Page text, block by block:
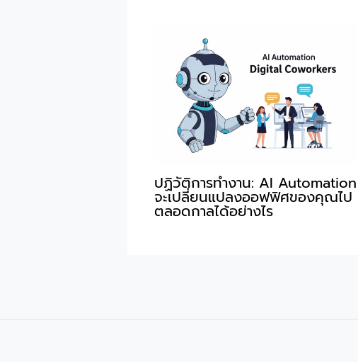
ปฏิวัติการทำงาน: AI Automation
จะเปลี่ยนแปลงออฟฟิศของคุณไป
ตลอดกาลได้อย่างไร